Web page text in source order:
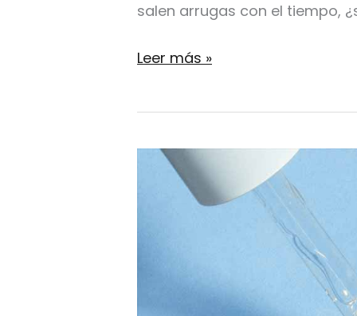
salen arrugas con el tiempo,
¿Ayuda
Retinol
anti
arrugas?
Leer más »